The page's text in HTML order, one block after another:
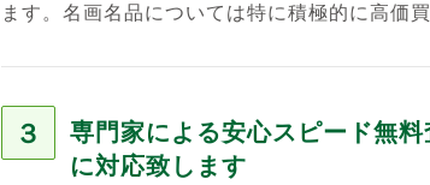
ます。名画名品については特に積極的に高価
３
専門家による安心スピード無
に対応致します